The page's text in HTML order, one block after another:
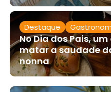
Destaque
No Dia dos Pais,
matar a saudade
nonna